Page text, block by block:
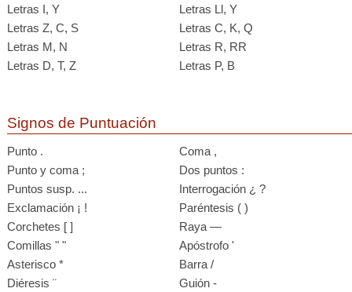
Letras I, Y
Letras Ll, Y
Letras Z, C, S
Letras C, K, Q
Letras M, N
Letras R, RR
Letras D, T, Z
Letras P, B
Signos de Puntuación
Punto .
Coma ,
Punto y coma ;
Dos puntos :
Puntos susp. ...
Interrogación ¿ ?
Exclamación ¡ !
Paréntesis ( )
Corchetes [ ]
Raya —
Comillas " "
Apóstrofo '
Asterisco *
Barra /
Diéresis ¨
Guión -